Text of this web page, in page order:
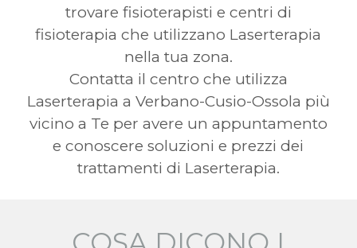
trovare fisioterapisti e centri di
fisioterapia che utilizzano Laserterapia
nella tua zona.
Contatta il centro che utilizza
Laserterapia a Verbano-Cusio-Ossola più
vicino a Te per avere un appuntamento
e conoscere soluzioni e prezzi dei
trattamenti di Laserterapia.